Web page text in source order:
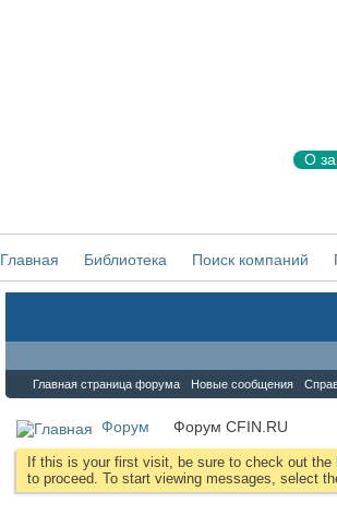
О
Главная Библиотека Поиск компаний
Главная страница форума Новые сообщения
Форум Форум CFIN.RU
If this is your first visit, be sure to check out the
to proceed. To start viewing messages, select